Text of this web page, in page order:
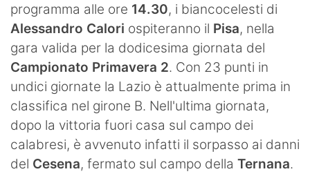
programma alle ore 14.30, i biancocelesti di
Alessandro Calori ospiteranno il Pisa, nella
gara valida per la dodicesima giornata del
Campionato Primavera 2. Con 23 punti in
undici giornate la Lazio è attualmente prima in
classifica nel girone B. Nell'ultima giornata,
dopo la vittoria fuori casa sul campo dei
calabresi, è avvenuto infatti il sorpasso ai danni
del Cesena, fermato sul campo della Ternana.